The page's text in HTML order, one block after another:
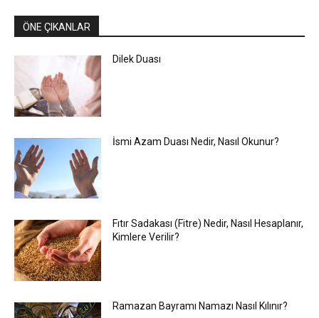
ÖNE ÇIKANLAR
Dilek Duası
İsmi Azam Duası Nedir, Nasıl Okunur?
Fıtır Sadakası (Fitre) Nedir, Nasıl Hesaplanır,
Kimlere Verilir?
Ramazan Bayramı Namazı Nasıl Kılınır?